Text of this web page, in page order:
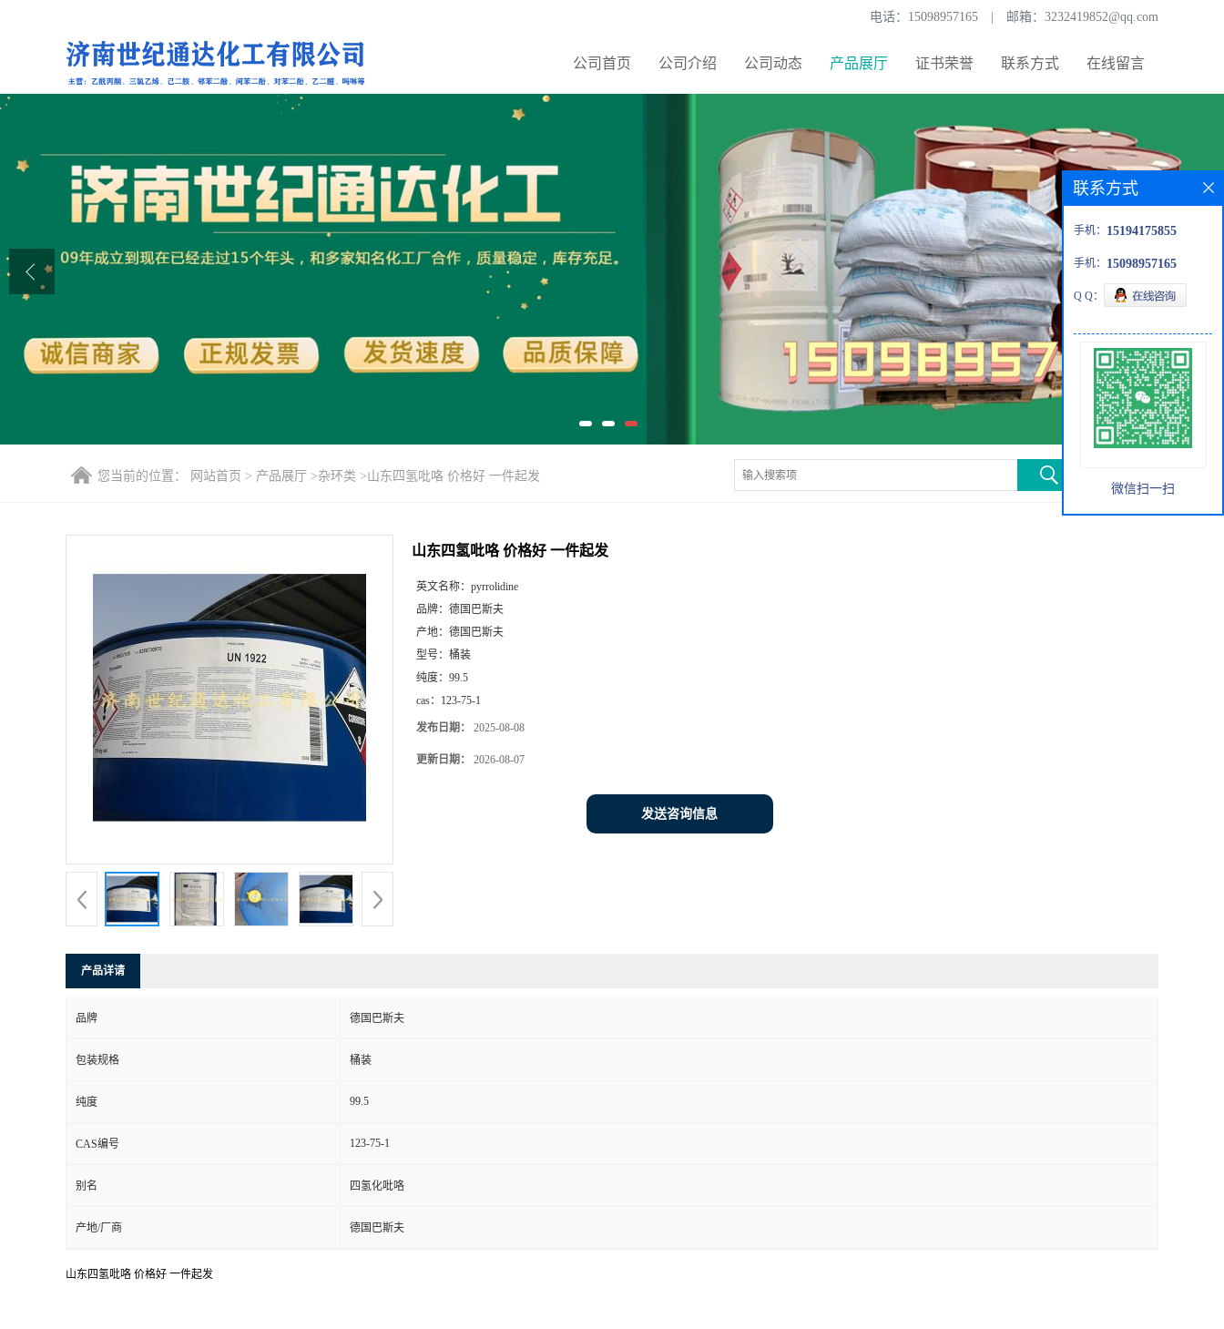
电话： 15098957165 邮箱： 3232419852@qq.com
公司首页 公司介绍 公司动态 产品展厅 证书荣誉 联系方式 在线留言
公司首页
产品展厅
联系方式
您当前的位置： 网站首页 > 产品展厅 >杂环类 >山东四氢吡咯 价格好 一件起发
山东四氢吡咯 价格好 一件起发
英文名称： pyrrolidine
品牌： 德国巴斯夫
产地： 德国巴斯夫
型号： 桶装
纯度： 99.5
cas： 123-75-1
发布日期： 2025-08-08
更新日期： 2026-08-07
发送咨询信息
产品详请
品牌 德国巴斯夫
包装规格 桶装
纯度 99.5
CAS编号 123-75-1
别名 四氢化吡咯
产地/厂商 德国巴斯夫
山东四氢吡咯 价格好 一件起发
联系方式
手机： 15194175855
手机： 15098957165
Q Q：
微信扫一扫